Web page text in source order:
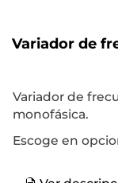
Variador de
Variador de
monofásica.
Escoge en